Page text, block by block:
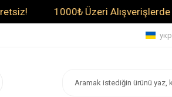
1000₺ Üzeri Alışverişlerde Kargo